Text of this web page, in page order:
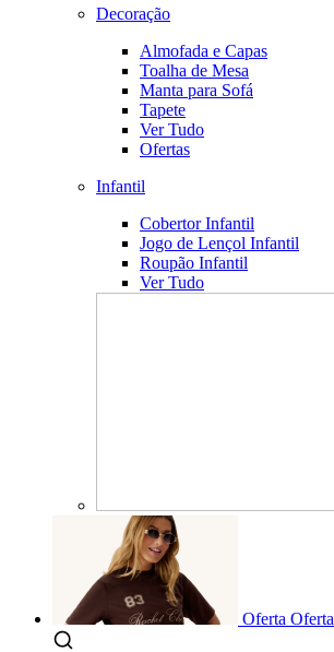
Decoração
Almofada e Capas
Toalha de Mesa
Manta para Sofá
Tapete
Ver Tudo
Ofertas
Infantil
Cobertor Infantil
Jogo de Lençol Infantil
Roupão Infantil
Ver Tudo
Oferta Oferta